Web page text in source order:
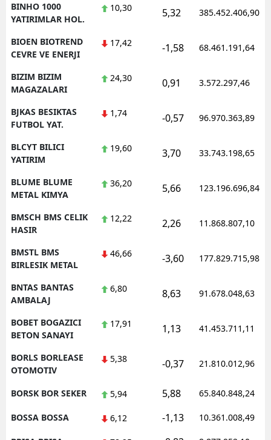
BINHO 1000
YATIRIMLAR HOL.
10,30 5,32 385.452.406,90
BIOEN BIOTREND
CEVRE VE ENERJI
17,42 -1,58 68.461.191,64
BIZIM BIZIM
MAGAZALARI
24,30 0,91 3.572.297,46
BJKAS BESIKTAS
FUTBOL YAT.
1,74 -0,57 96.970.363,89
BLCYT BILICI
YATIRIM
19,60 3,70 33.743.198,65
BLUME BLUME
METAL KIMYA
36,20 5,66 123.196.696,84
BMSCH BMS CELIK
HASIR
12,22 2,26 11.868.807,10
BMSTL BMS
BIRLESIK METAL
46,66 -3,60 177.829.715,98
BNTAS BANTAS
AMBALAJ
6,80 8,63 91.678.048,63
BOBET BOGAZICI
BETON SANAYI
17,91 1,13 41.453.711,11
BORLS BORLEASE
OTOMOTIV
5,38 -0,37 21.810.012,96
BORSK BOR SEKER 5,94 5,88 65.840.848,24
BOSSA BOSSA 6,12 -1,13 10.361.008,49